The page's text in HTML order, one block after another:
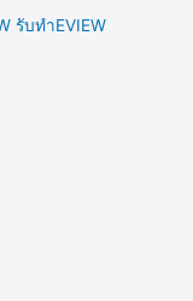
รับทำEVIEW